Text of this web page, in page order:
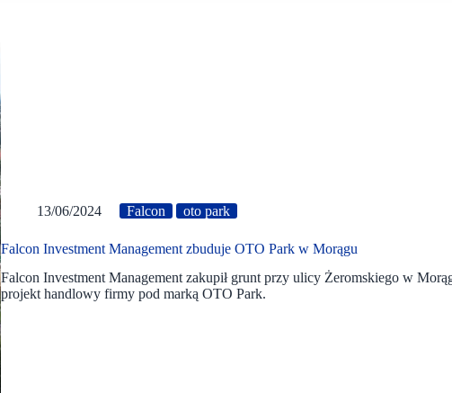
13/06/2024 Falcon oto park
Falcon Investment Management zbuduje OTO Park w Morągu
Falcon Investment Management zakupił grunt przy ulicy Żeromskiego w
projekt handlowy firmy pod marką OTO Park.